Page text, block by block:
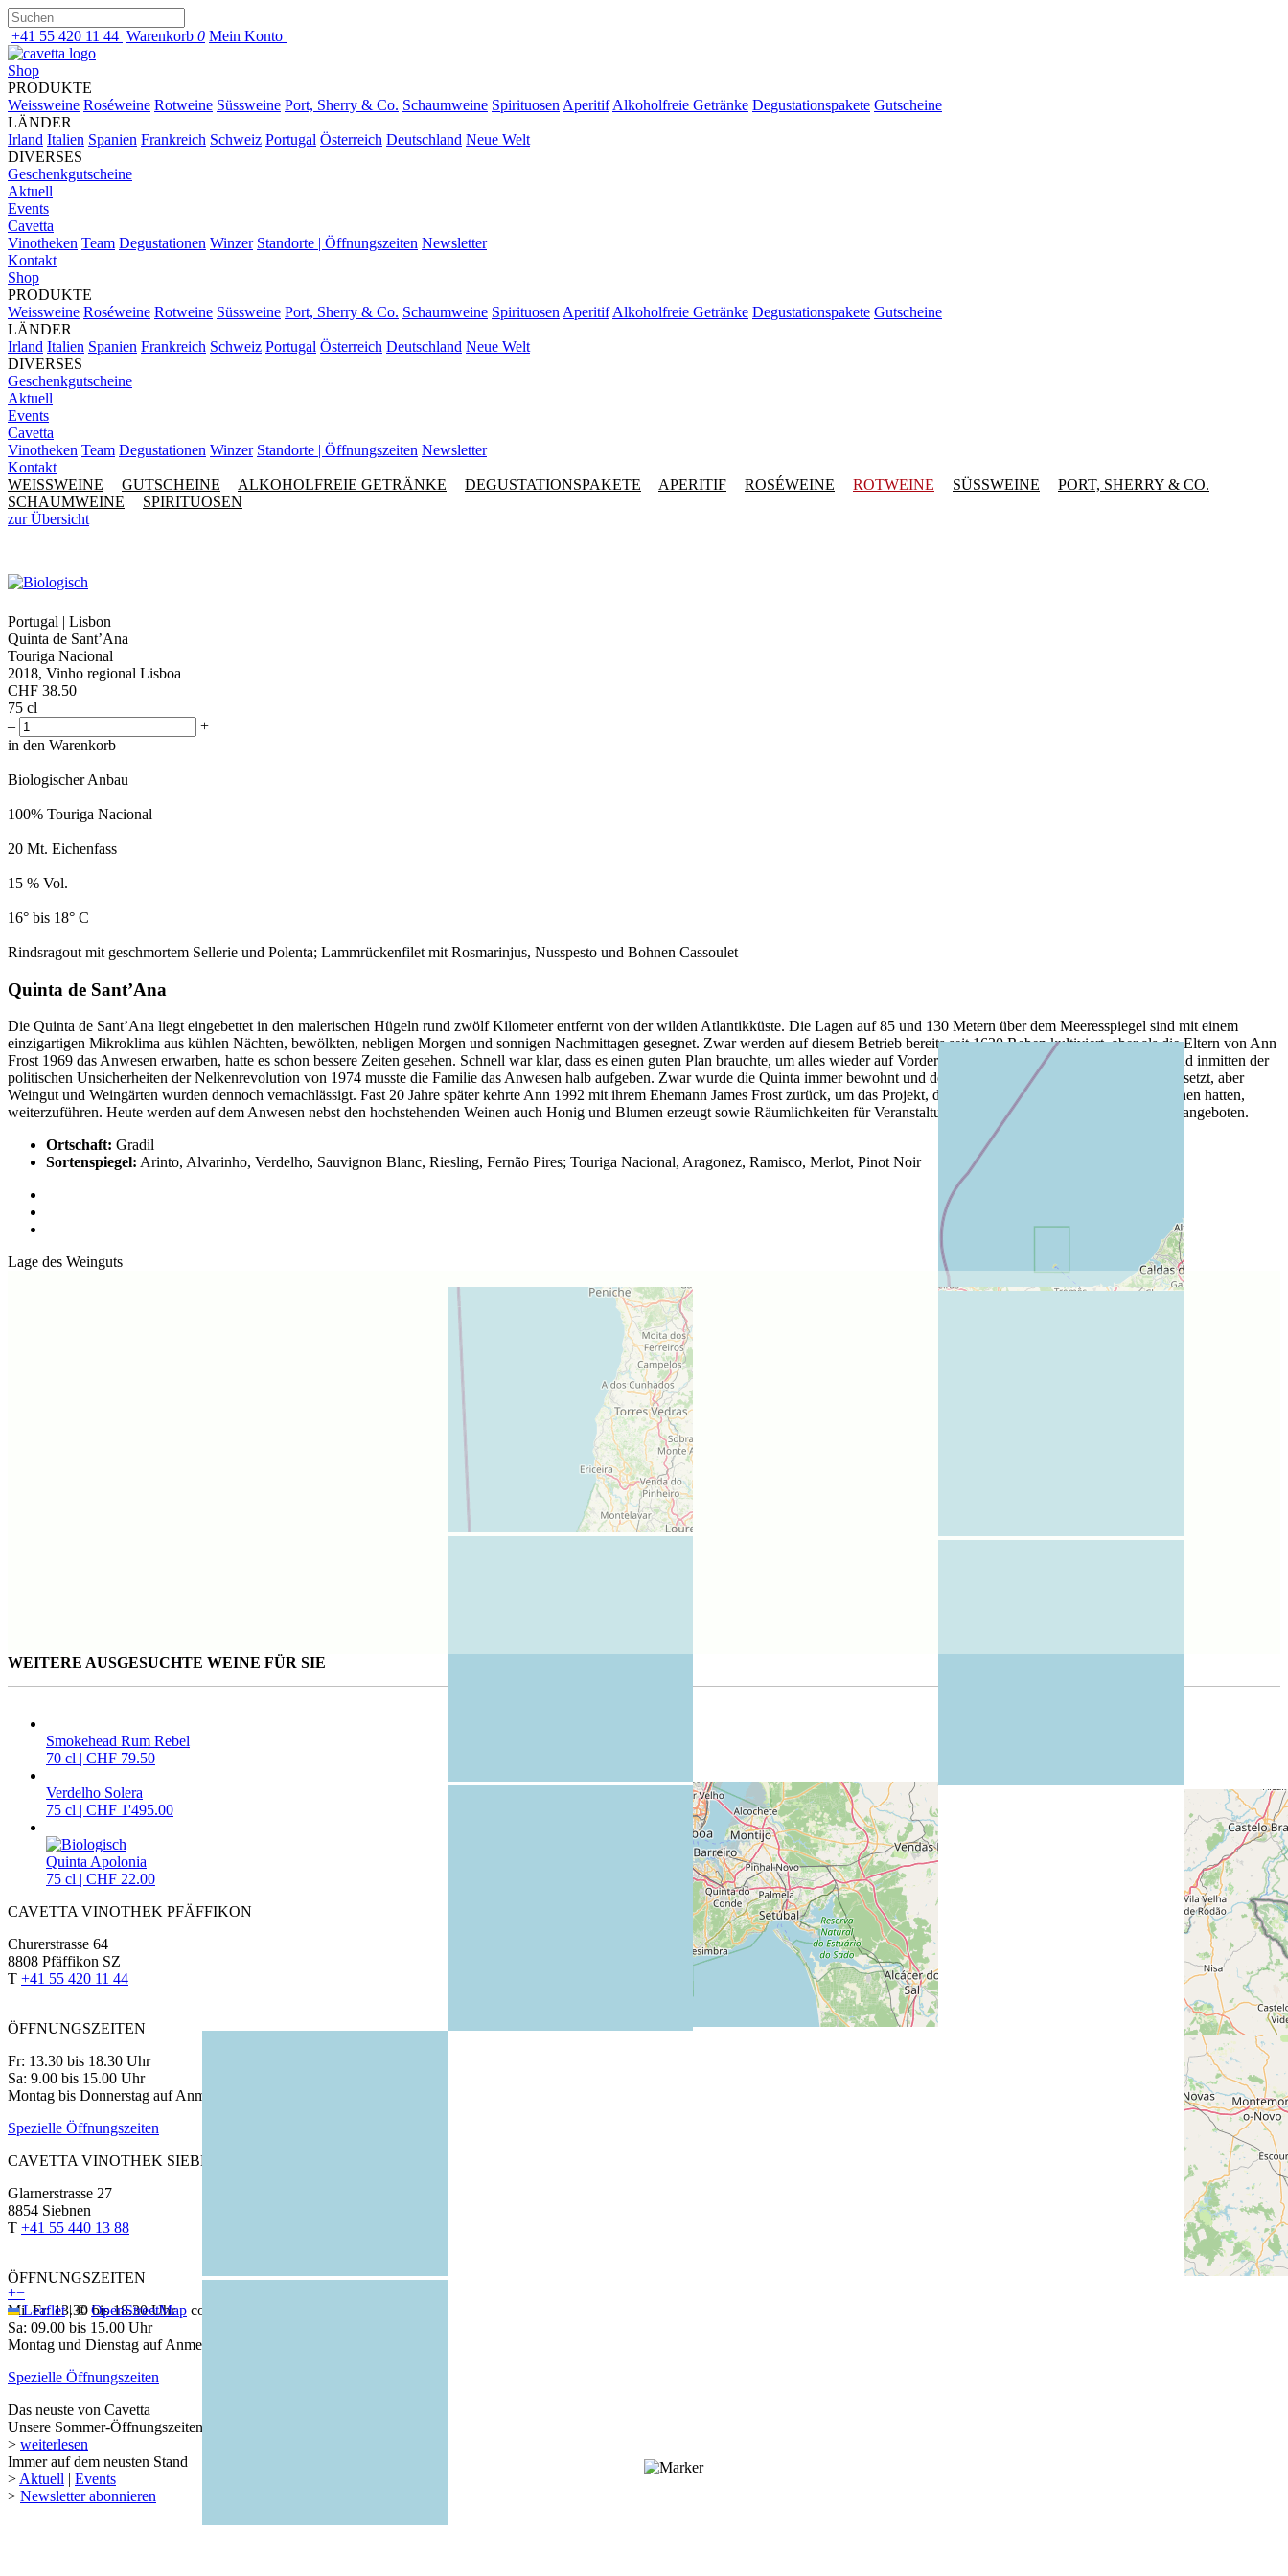
+41 55 420 11 44 Warenkorb 0 Mein Konto
Shop
PRODUKTE
Weissweine Roséweine Rotweine Süssweine Port, Sherry & Co. Schaumweine Spirituosen Aperitif Alkoholfreie Getränke Degustationspakete Gutscheine
LÄNDER
Irland Italien Spanien Frankreich Schweiz Portugal Österreich Deutschland Neue Welt
DIVERSES
Geschenkgutscheine
Aktuell
Events
Cavetta
Vinotheken Team Degustationen Winzer Standorte | Öffnungszeiten Newsletter
Kontakt
Shop
PRODUKTE
Weissweine Roséweine Rotweine Süssweine Port, Sherry & Co. Schaumweine Spirituosen Aperitif Alkoholfreie Getränke Degustationspakete Gutscheine
LÄNDER
Irland Italien Spanien Frankreich Schweiz Portugal Österreich Deutschland Neue Welt
DIVERSES
Geschenkgutscheine
Aktuell
Events
Cavetta
Vinotheken Team Degustationen Winzer Standorte | Öffnungszeiten Newsletter
Kontakt
WEISSWEINE
GUTSCHEINE ALKOHOLFREIE GETRÄNKE DEGUSTATIONSPAKETE APERITIF ROSÉWEINE ROTWEINE SÜSSWEINE
PORT, SHERRY & CO.
SCHAUMWEINE
SPIRITUOSEN
zur Übersicht
Portugal | Lisbon
Quinta de Sant’Ana
Touriga Nacional
2018, Vinho regional Lisboa
CHF 38.50
75 cl
–
+
in den Warenkorb
Biologischer Anbau
100% Touriga Nacional
20 Mt. Eichenfass
15 % Vol.
16° bis 18° C
Rindsragout mit geschmortem Sellerie und Polenta; Lammrückenfilet mit Rosmarinjus, Nusspesto und Bohnen Cassoulet
Quinta de Sant’Ana
Die Quinta de Sant’Ana liegt eingebettet in den malerischen Hügeln rund zwölf Kilometer entfernt von der wilden Atlantikküste. Die Lagen auf 85 und 130 Metern über dem Meeresspiegel sind mit einem
einzigartigen Mikroklima aus kühlen Nächten, bewölkten, nebligen Morgen und sonnigen Nachmittagen gesegnet. Zwar werden auf diesem Betrieb bereits seit 1630 Reben kultiviert, aber als die Eltern von Ann
Frost 1969 das Anwesen erwarben, hatte es schon bessere Zeiten gesehen. Schnell war klar, dass es einen guten Plan brauchte, um alles wieder auf Vordermann zu bringen. Aber es kam anders und inmitten der
politischen Unsicherheiten der Nelkenrevolution von 1974 musste die Familie das Anwesen halb aufgeben. Zwar wurde die Quinta immer bewohnt und der Weinbau auf traditionelle Weise fortgesetzt, aber
Weingut und Weingärten wurden dennoch vernachlässigt. Fast 20 Jahre später kehrte Ann 1992 mit ihrem Ehemann James Frost zurück, um das Projekt, das ihre Eltern vor der Revolution begonnen hatten,
weiterzuführen. Heute werden auf dem Anwesen nebst den hochstehenden Weinen auch Honig und Blumen erzeugt sowie Räumlichkeiten für Veranstaltungen und Übernachtungsmöglichkeiten angeboten.
Ortschaft: Gradil
Sortenspiegel: Arinto, Alvarinho, Verdelho, Sauvignon Blanc, Riesling, Fernão Pires; Touriga Nacional, Aragonez, Ramisco, Merlot, Pinot Noir
Lage des Weinguts
+−
Leaflet |©OpenStreetMap contributors
WEITERE AUSGESUCHTE WEINE FÜR SIE
Smokehead Rum Rebel
70 cl | CHF 79.50
Verdelho Solera
75 cl | CHF 1'495.00
Quinta Apolonia
75 cl | CHF 22.00
CAVETTA VINOTHEK PFÄFFIKON
Churerstrasse 64
8808 Pfäffikon SZ
T +41 55 420 11 44
ÖFFNUNGSZEITEN
Fr: 13.30 bis 18.30 Uhr
Sa: 9.00 bis 15.00 Uhr
Montag bis Donnerstag auf Anmeldung
Spezielle Öffnungszeiten
CAVETTA VINOTHEK SIEBNEN
Glarnerstrasse 27
8854 Siebnen
T +41 55 440 13 88
ÖFFNUNGSZEITEN
Mi–Fr: 13.30 bis 18.30 Uhr
Sa: 09.00 bis 15.00 Uhr
Montag und Dienstag auf Anmeldung
Spezielle Öffnungszeiten
Das neuste von Cavetta
Unsere Sommer-Öffnungszeiten
> weiterlesen
Immer auf dem neusten Stand
>Aktuell | Events
> Newsletter abonnieren